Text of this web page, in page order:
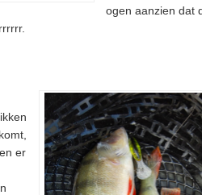
ogen aanzien dat
er